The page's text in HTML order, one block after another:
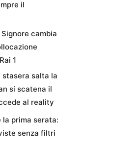
il
cambia
1
stasera salta la
si scatena il
al reality
prima serata:
senza filtri